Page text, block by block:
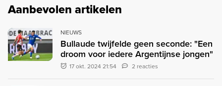
Aanbevolen artikelen
NIEUWS
Bullaude twijfelde geen seconde: "Een
droom voor iedere Argentijnse jongen"
17 okt. 2024 21:54 2 reacties